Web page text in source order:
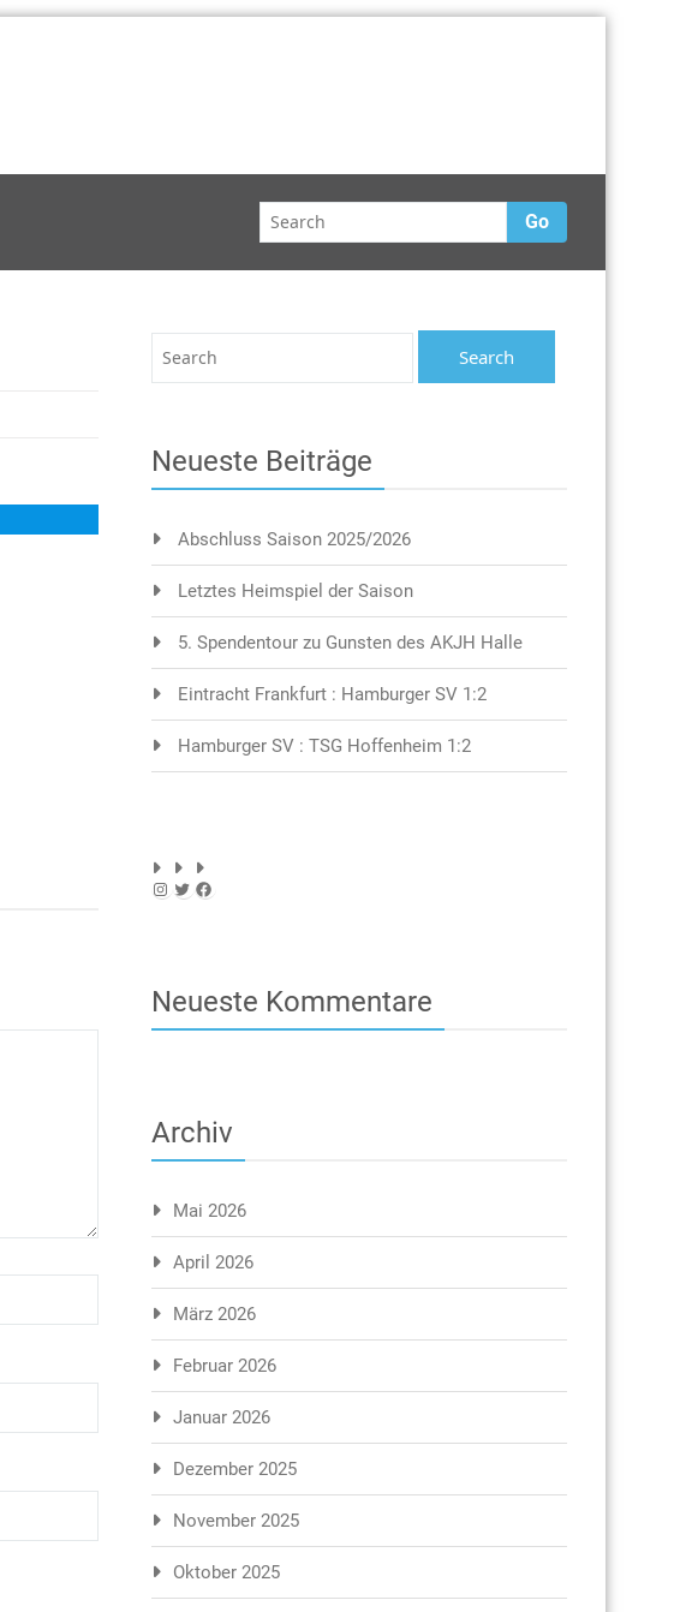
Go
Neueste Beiträge
Abschluss Saison 2025/2026
Letztes Heimspiel der Saison
5. Spendentour zu Gunsten des AKJH Halle
Eintracht Frankfurt : Hamburger SV 1:2
Hamburger SV : TSG Hoffenheim 1:2
Instagram
TwitterFacebook
Neueste Kommentare
Archiv
Mai 2026
April 2026
März 2026
Februar 2026
Januar 2026
Dezember 2025
November 2025
Oktober 2025